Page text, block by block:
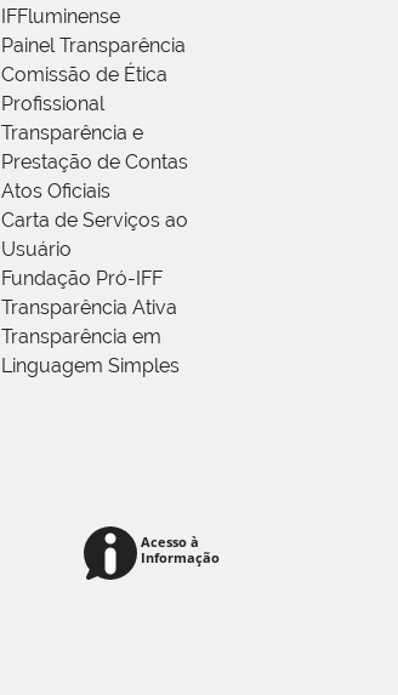
IFFluminense
Painel Transparência
Comissão de Ética
Profissional
Transparência e
Prestação de Contas
Atos Oficiais
Carta de Serviços ao
Usuário
Fundação Pró-IFF
Transparência Ativa
Transparência em
Linguagem Simples